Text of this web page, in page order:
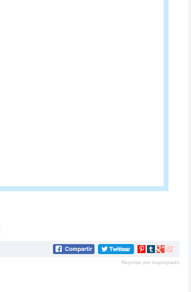
Compartir
Pinterest
Compartir
tumblr
Compartir
Google+
Compartir
meneame
Reportar por inapropiado